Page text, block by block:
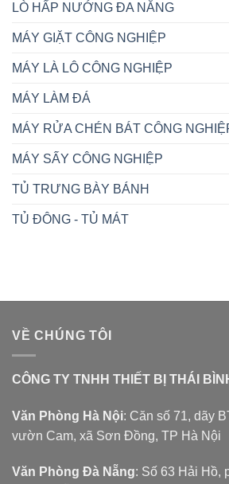
LÒ HẤP NƯỚNG ĐA NĂNG
MÁY GIẶT CÔNG NGHIỆP
MÁY LÀ LÔ CÔNG NGHIỆP
MÁY LÀM ĐÁ
MÁY RỬA CHÉN BÁT CÔNG
MÁY SẤY CÔNG NGHIỆP
TỦ TRƯNG BÀY BÁNH
TỦ ĐÔNG - TỦ MÁT
VỀ CHÚNG TÔI
CÔNG TY TNHH THIẾT BỊ THÁI
Văn Phòng Hà Nội: Căn số 71, dãy
vườn Cam, xã Sơn Đồng, TP Hà Nội
Văn Phòng Đà Nẵng: Số 63 Hải Hồ,